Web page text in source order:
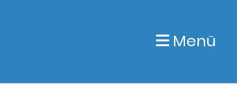
Menü